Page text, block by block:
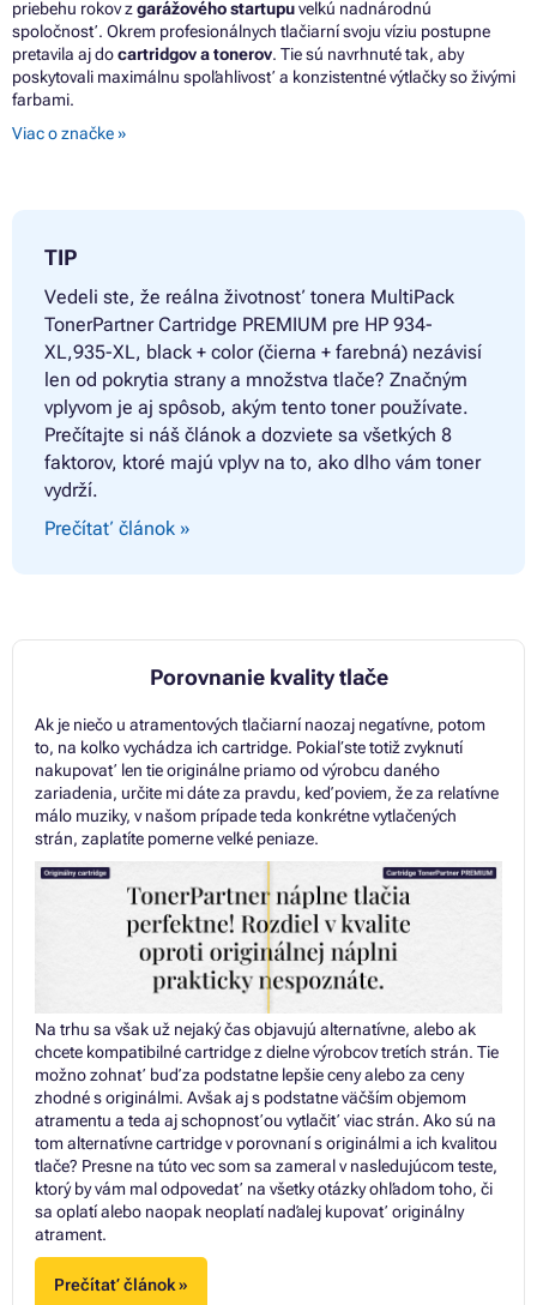
priebehu rokov zgarážového startupuveľkú nadnárodnú
spoločnosť. Okrem profesionálnych tlačiarní svoju víziu postupne
pretavila aj docartridgov a tonerov. Tie sú navrhnuté tak, aby
poskytovali maximálnu spoľahlivosť a konzistentné výtlačky so živými
farbami.
Viac o značke »
TIP
Vedeli ste, že reálna životnosť tonera MultiPack
TonerPartner Cartridge PREMIUM pre HP 934-
XL,935-XL, black + color (čierna + farebná) nezávisí
len od pokrytia strany a množstva tlače? Značným
vplyvom je aj spôsob, akým tento toner používate.
Prečítajte si náš článok a dozviete sa všetkých 8
faktorov, ktoré majú vplyv na to, ako dlho vám toner
vydrží.
Prečítať článok »
Porovnanie kvality tlače
Ak je niečo u atramentových tlačiarní naozaj negatívne, potom
to, na koľko vychádza ich cartridge. Pokiaľ ste totiž zvyknutí
nakupovať len tie originálne priamo od výrobcu daného
zariadenia, určite mi dáte za pravdu, keď poviem, že za relatívne
málo muziky, v našom prípade teda konkrétne vytlačených
strán, zaplatíte pomerne veľké peniaze.
Na trhu sa však už nejaký čas objavujú alternatívne, alebo ak
chcete kompatibilné cartridge z dielne výrobcov tretích strán. Tie
možno zohnať buď za podstatne lepšie ceny alebo za ceny
zhodné s originálmi. Avšak aj s podstatne väčším objemom
atramentu a teda aj schopnosťou vytlačiť viac strán. Ako sú na
tom alternatívne cartridge v porovnaní s originálmi a ich kvalitou
tlače? Presne na túto vec som sa zameral v nasledujúcom teste,
ktorý by vám mal odpovedať na všetky otázky ohľadom toho, či
sa oplatí alebo naopak neoplatí naďalej kupovať originálny
atrament.
Prečítať článok »